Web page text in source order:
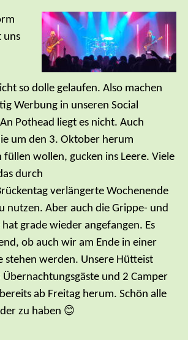
uns
so dolle gelaufen. Also machen
Werbung in unseren Social
Pothead liegt es nicht. Auch
um den 3. Oktober herum
füllen wollen, gucken ins Leere. Viele
durch
verlängerte Wochenende
nutzen. Aber auch die Grippe- und
grade wieder angefangen. Es
ob auch wir am Ende in einer
stehen werden. Unsere Hütteist
und 2 Camper
ab Freitag herum. Schön alle
zu haben 😊